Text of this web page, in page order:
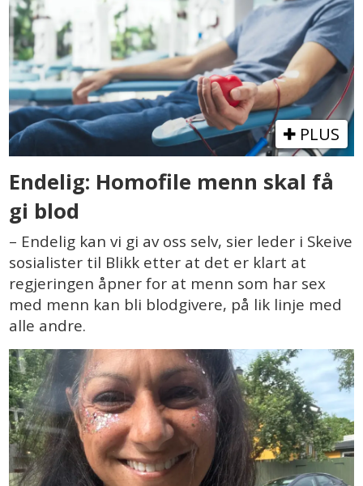
PLUS
Endelig: Homofile menn skal få
gi blod
– Endelig kan vi gi av oss selv, sier leder i Skeive
sosialister til Blikk etter at det er klart at
regjeringen åpner for at menn som har sex
med menn kan bli blodgivere, på lik linje med
alle andre.